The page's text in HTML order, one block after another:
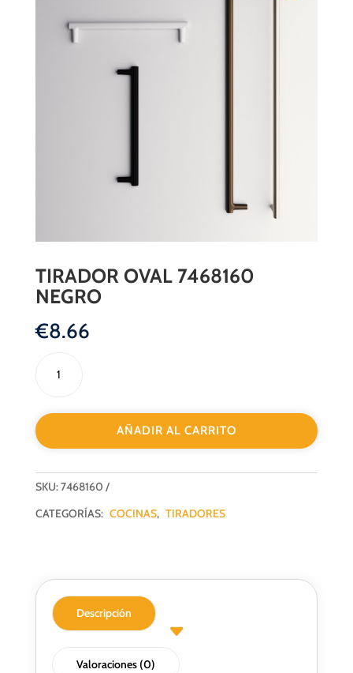
TIRADOR OVAL 7468160
NEGRO
€8.66
OVAL
NEGRO
cantidad
AÑADIR AL CARRITO
SKU:7468160
CATEGORÍAS: COCINAS, TIRADORES
Descripción
Valoraciones (0)